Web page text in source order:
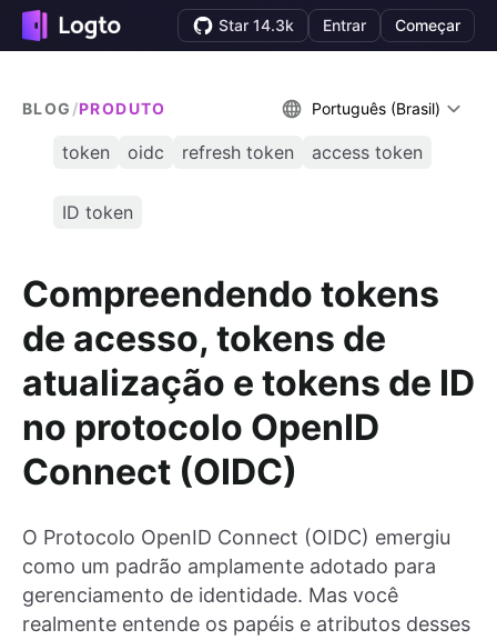
Star 14.3k Entrar Começar
BLOG /PRODUTO Português (Brasil)
token oidc refresh token access token
ID token
Compreendendo tokens
de acesso, tokens de
atualização e tokens de ID
no protocolo OpenID
Connect (OIDC)
O Protocolo OpenID Connect (OIDC) emergiu
como um padrão amplamente adotado para
gerenciamento de identidade. Mas você
realmente entende os papéis e atributos desses